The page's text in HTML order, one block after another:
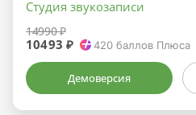
Студия звукозаписи
14990 ₽
10493 ₽ 420 баллов Плюса
Демоверсия